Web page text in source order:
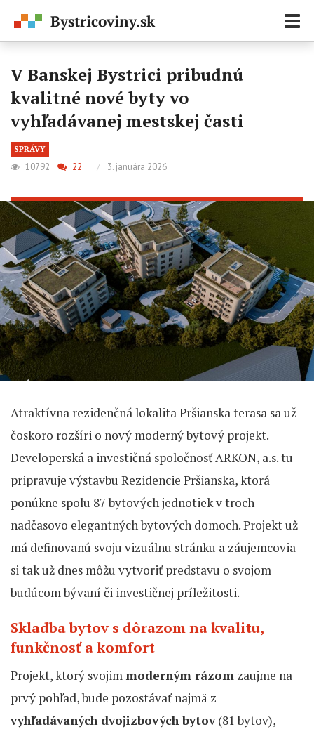
V Banskej Bystrici pribudnú
kvalitné nové byty vo
vyhľadávanej mestskej časti
SPRÁVY
10792 22 / 3. januára 2026
Atraktívna rezidenčná lokalita Pršianska terasa sa už
čoskoro rozšíri o nový moderný bytový projekt.
Developerská a investičná spoločnosť ARKON, a.s. tu
pripravuje výstavbu Rezidencie Pršianska, ktorá
ponúkne spolu 87 bytových jednotiek v troch
nadčasovo elegantných bytových domoch. Projekt už
má definovanú svoju vizuálnu stránku a záujemcovia
si tak už dnes môžu vytvoriť predstavu o svojom
budúcom bývaní či investičnej príležitosti.
Skladba bytov s dôrazom na kvalitu,
funkčnosť a komfort
Projekt, ktorý svojim moderným rázom zaujme na
prvý pohľad, bude pozostávať najmä z
vyhľadávaných dvojizbových bytov(81 bytov),